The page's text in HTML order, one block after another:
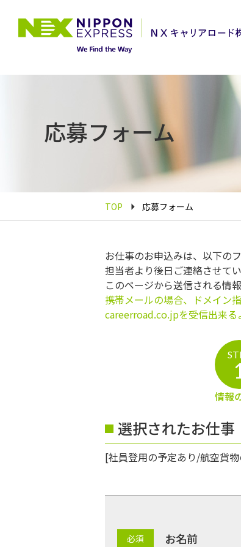
応募フォーム
TOP 応募フォーム
お仕事のお申込みは、以下の
担当者より後日ご連絡させてい
このページから送信される情
携帯メールの場合、ドメイン
careerroad.co.jpを受信出来る
情報
選択されたお仕事
[社員登用の予定あり/航空貨
お名前